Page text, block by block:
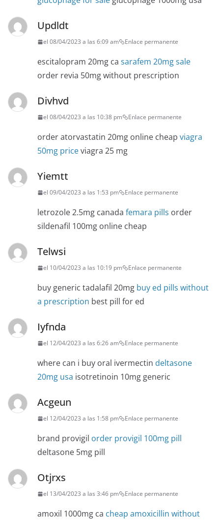
Updldt
el 08/04/2023 a las 6:09 am Enlace permanente
escitalopram 20mg ca sarafem 20mg sale
order revia 50mg without prescription
Divhvd
el 08/04/2023 a las 10:38 pm Enlace permanente
order atorvastatin 20mg online cheap viagra
50mg priceviagra 25 mg
Yiemtt
el 09/04/2023 a las 1:53 pm Enlace permanente
letrozole 2.5mg canada femara pills order
sildenafil 100mg online cheap
Telwsi
el 10/04/2023 a las 10:19 pm Enlace permanente
buy generic tadalafil 20mg buy ed pills without
a prescription best pill for ed
Iyfnda
el 12/04/2023 a las 6:26 am Enlace permanente
where can i buy oral ivermectin deltasone
20mg usa isotretinoin 10mg generic
Acgeun
el 12/04/2023 a las 1:58 pm Enlace permanente
brand provigil order provigil 100mg pill
deltasone 5mg pill
Otjrxs
el 13/04/2023 a las 3:46 pm Enlace permanente
amoxil 1000mg ca cheap amoxicillin without